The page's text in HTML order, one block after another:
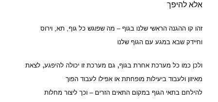
אלא להיפך
זהו קו ההגנה הראשי שלנו בגוף – מה שפוגש כל גוף, תא,וירוס
וחיידק שבא במגע עם הגוף שלנו
ולכן כמו כל מערכת אחרת בגוף, גם מערכת זו יכולה להיפגע,לצאת
מאיזון ולעבוד ביעילות מופחתת או אפילו לעבוד הפוך
להילחם בתאי הגוף במקום התאים הזרים – וכך ליצור מחלות